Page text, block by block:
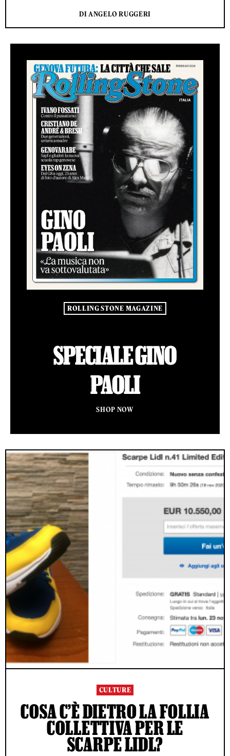
DI ANGELO RUGGERI
ROLLING STONE MAGAZINE
SPECIALE GINO
PAOLI
SHOP NOW
CULTURE
COSA C’È DIETRO LA FOLLIA
COLLETTIVA PER LE
SCARPE LIDL?